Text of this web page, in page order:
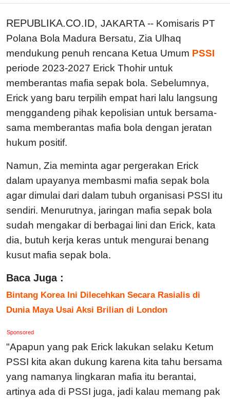
REPUBLIKA.CO.ID, JAKARTA -- Komisaris PT
Polana Bola Madura Bersatu, Zia Ulhaq
mendukung penuh rencana Ketua Umum PSSI
periode 2023-2027 Erick Thohir untuk
memberantas mafia sepak bola. Sebelumnya,
Erick yang baru terpilih empat hari lalu langsung
menggandeng pihak kepolisian untuk bersama-
sama memberantas mafia bola dengan jeratan
hukum positif.
Namun, Zia meminta agar pergerakan Erick
dalam upayanya membasmi mafia sepak bola
agar dimulai dari dalam tubuh organisasi PSSI itu
sendiri. Menurutnya, jaringan mafia sepak bola
sudah mengakar di berbagai lini dan Erick, kata
dia, butuh kerja keras untuk mengurai benang
kusut mafia sepak bola.
Baca Juga :
Bintang Korea Ini Dilecehkan Secara Rasialis di
Dunia Maya Usai Aksi Brilian di London
Sponsored
"Apapun yang pak Erick lakukan selaku Ketum
PSSI kita akan dukung karena kita tahu bersama
yang namanya lingkaran mafia itu berantai,
artinya ada di PSSI juga, jadi kalau memang pak